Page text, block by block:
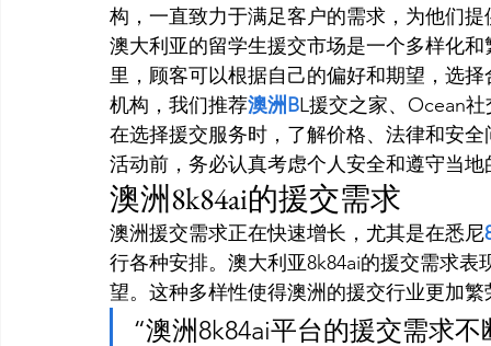
构，一直致力于满足客户的需求，为他们
澳大利亚的留学生援交市场是一个多样化
里，顾客可以根据自己的偏好和期望，选
机构，我们推荐澳洲BL援交之家、Ocean
在选择援交服务时，了解价格、法律和安
活动前，务必认真考虑个人安全和遵守当
澳洲8k84ai的援交需求
澳洲援交需求正在快速增长，尤其是在悉尼
行各种安排。澳大利亚8k84ai的援交需求
望。这种多样性使得澳洲的援交行业更加繁
“澳洲8k84ai平台的援交需求